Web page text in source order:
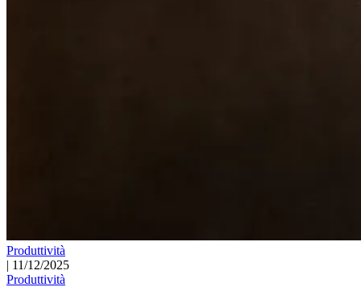
Produttività
| 11/12/2025
Produttività